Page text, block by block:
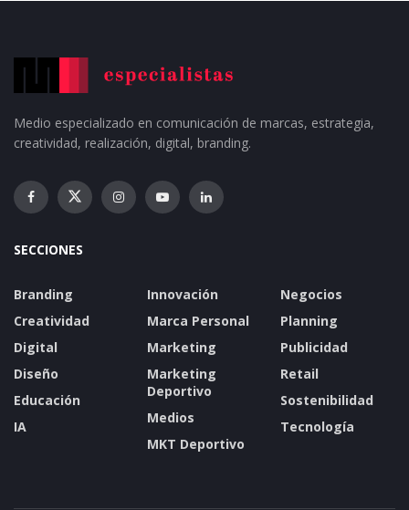
Medio especializado en comunicación de marcas, estrategia,
creatividad, realización, digital, branding.
SECCIONES
Branding
Creatividad
Digital
Diseño
Educación
IA
Innovación
Marca Personal
Marketing
Marketing
Deportivo
Medios
MKT Deportivo
Negocios
Planning
Publicidad
Retail
Sostenibilidad
Tecnología